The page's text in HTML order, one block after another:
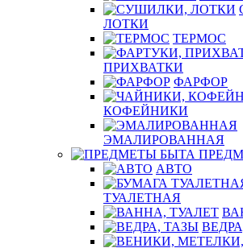
ЛОТКИ
ТЕРМОС
ПРИХВАТКИ
ФАРФОР
КОФЕЙНИКИ
ЭМАЛИРОВАННАЯ
АВТО
ТУАЛЕТНАЯ